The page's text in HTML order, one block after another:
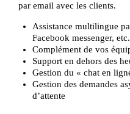
par email avec les clients.
Assistance multilingue
Facebook messenger, etc.
Complément de vos
Support en dehors des
Gestion du « chat en
Gestion des demandes
d’attente